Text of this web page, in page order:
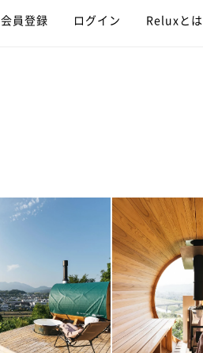
会員登録 ログイン Reluxとは